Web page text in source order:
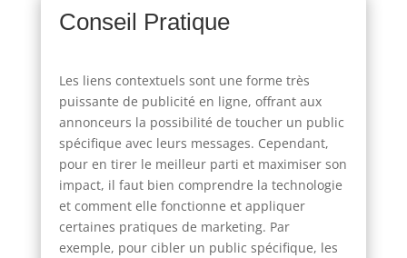
Conseil Pratique
Les liens contextuels sont une forme très
puissante de publicité en ligne, offrant aux
annonceurs la possibilité de toucher un public
spécifique avec leurs messages. Cependant,
pour en tirer le meilleur parti et maximiser son
impact, il faut bien comprendre la technologie
et comment elle fonctionne et appliquer
certaines pratiques de marketing. Par
exemple, pour cibler un public spécifique, les